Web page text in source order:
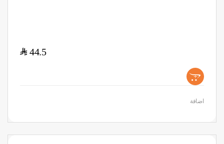
44.5
$
+
اضافة